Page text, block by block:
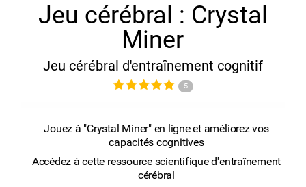
Jeu cérébral : Crystal
Miner
Jeu cérébral d'entraînement cognitif
5
Jouez à "Crystal Miner" en ligne et améliorez vos
capacités cognitives
Accédez à cette ressource scientifique d'entraînement
cérébral